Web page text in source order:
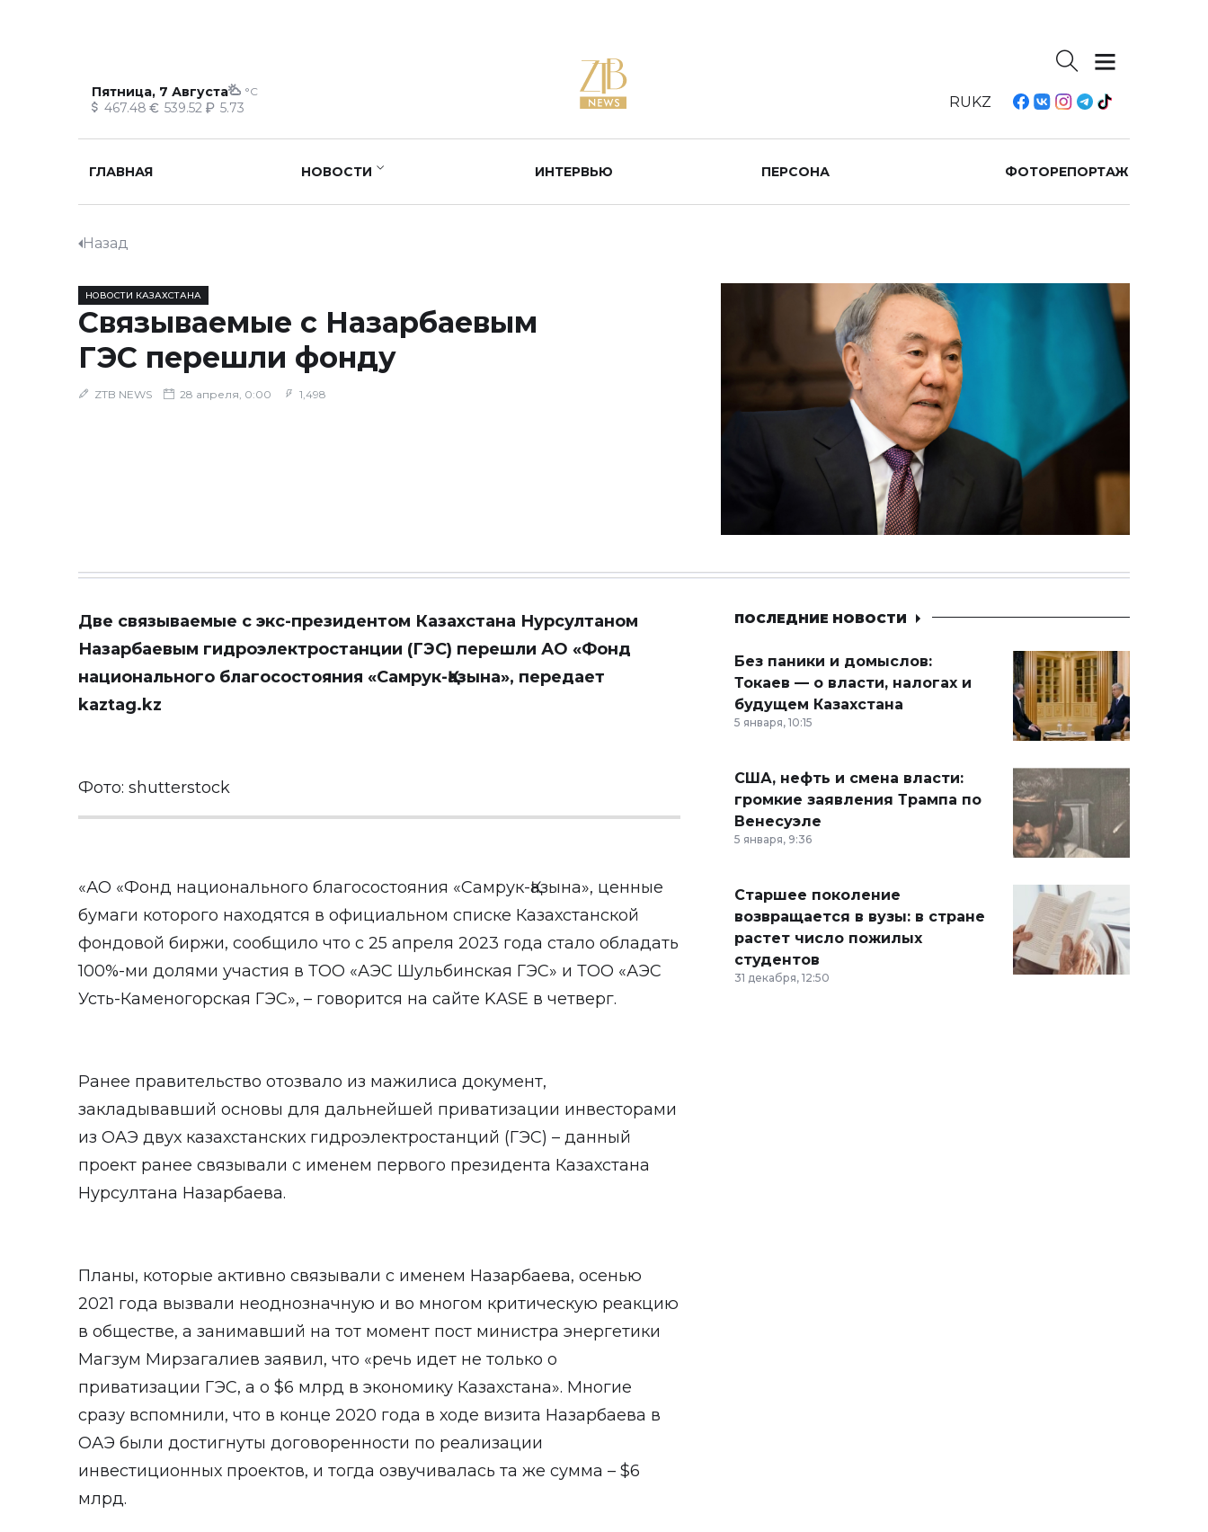
Пятница, 7 Августа °C
467.48 539.52 5.73 RUKZ
ГЛАВНАЯ НОВОСТИ ИНТЕРВЬЮ ПЕРСОНА ФОТОРЕПОРТАЖ
Назад
НОВОСТИ КАЗАХСТАНА
Cвязываемые с Назарбаевым
ГЭС перешли фонду
ZTB NEWS 28 апреля, 0:00 1,498
Две связываемые с экс-президентом Казахстана Нурсултаном
Назарбаевым гидроэлектростанции (ГЭС) перешли АО «Фонд
национального благосостояния «Самрук-Қазына», передает
kaztag.kz
Фото: shutterstock
«АО «Фонд национального благосостояния «Самрук-Қазына», ценные
бумаги которого находятся в официальном списке Казахстанской
фондовой биржи, сообщило что с 25 апреля 2023 года стало обладать
100%-ми долями участия в ТОО «АЭС Шульбинская ГЭС» и ТОО «АЭС
Усть-Каменогорская ГЭС», – говорится на сайте KASE в четверг.
Ранее правительство отозвало из мажилиса документ,
закладывавший основы для дальнейшей приватизации инвесторами
из ОАЭ двух казахстанских гидроэлектростанций (ГЭС) – данный
проект ранее связывали с именем первого президента Казахстана
Нурсултана Назарбаева.
Планы, которые активно связывали с именем Назарбаева, осенью
2021 года вызвали неоднозначную и во многом критическую реакцию
в обществе, а занимавший на тот момент пост министра энергетики
Магзум Мирзагалиев заявил, что «речь идет не только о
приватизации ГЭС, а о $6 млрд в экономику Казахстана». Многие
сразу вспомнили, что в конце 2020 года в ходе визита Назарбаева в
ОАЭ были достигнуты договоренности по реализации
инвестиционных проектов, и тогда озвучивалась та же сумма – $6
млрд.
ПОСЛЕДНИЕ НОВОСТИ
Без паники и домыслов:
Токаев — о власти, налогах и
будущем Казахстана
5 января, 10:15
США, нефть и смена власти:
громкие заявления Трампа по
Венесуэле
5 января, 9:36
Старшее поколение
возвращается в вузы: в стране
растет число пожилых
студентов
31 декабря, 12:50